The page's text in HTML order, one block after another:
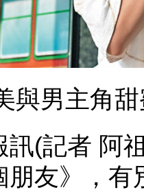
男主角甜
記者 阿祖
朋友》，